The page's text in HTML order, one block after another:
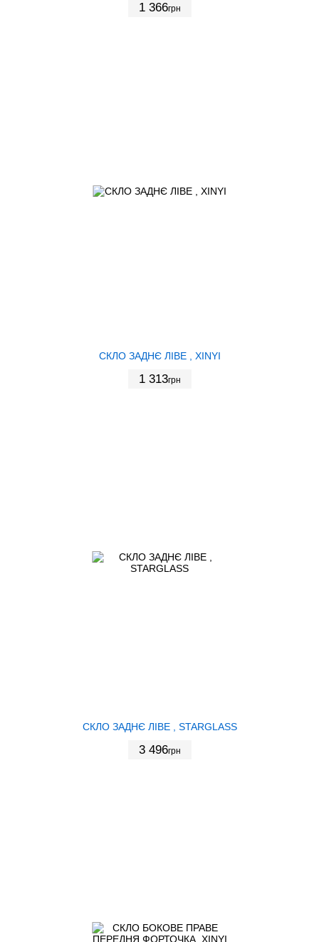
1 366грн
СКЛО ЗАДНЄ ЛІВЕ , XINYI
1 313грн
СКЛО ЗАДНЄ ЛІВЕ , STARGLASS
3 496грн